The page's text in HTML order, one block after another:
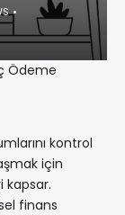
Ödeme
kontrol
için
kapsar.
finans